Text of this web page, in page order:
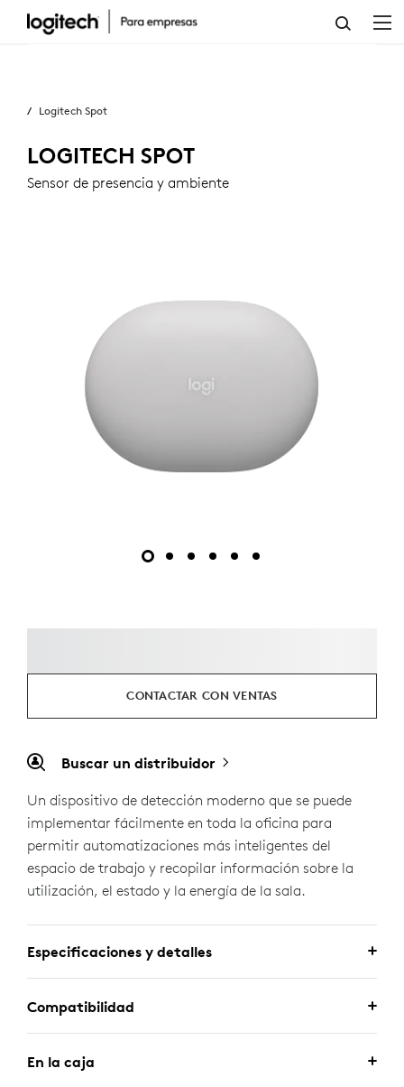
SENSOR
AMBIENTE
LOGITECH
Logitech Spot
LOGITECH SPOT
Sensor de presencia y ambiente
CONTACTAR CON VENTAS
Buscar un distribuidor
Un dispositivo de detección moderno que se puede
implementar fácilmente en toda la oficina para
permitir automatizaciones más inteligentes del
espacio de trabajo y recopilar información sobre la
utilización, el estado y la energía de la sala.
Especificaciones y detalles
Compatibilidad
En la caja